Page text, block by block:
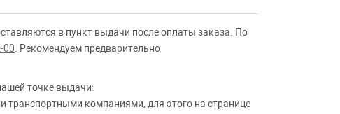
в пункт выдачи после оплаты заказа. По
00 . Рекомендуем предварительно
точке выдачи:
транспортными компаниями, для этого на странице